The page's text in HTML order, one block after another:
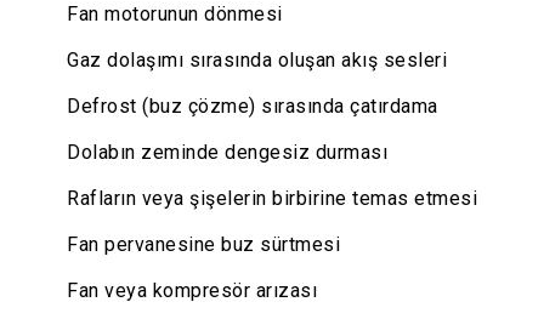
Fan motorunun dönmesi
Gaz dolaşımı sırasında oluşan akış sesleri
Defrost (buz çözme) sırasında çatırdama
Dolabın zeminde dengesiz durması
Rafların veya şişelerin birbirine temas etmesi
Fan pervanesine buz sürtmesi
Fan veya kompresör arızası